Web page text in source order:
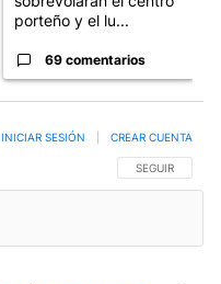
porteño y el lu...
69 comentarios
SIGA ESTA
SEGUIR
INICIAR SESIÓN CREAR CUENTA